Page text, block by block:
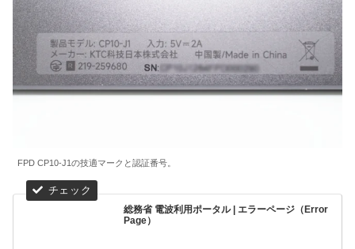
FPD CP10-J1の技適マークと認証番号。
総務省 電波利用ポータル | エラーページ（Error
Page）